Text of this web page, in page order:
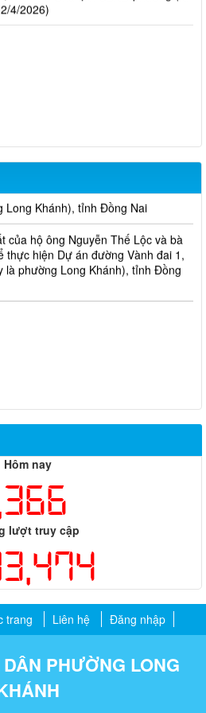
4/2026)
của hộ ông Nguyễn Thọ Thanh và
án đường Vành đai 1, thành phố
Long Khánh), tỉnh Đồng Nai
của hộ ông Nguyễn Thế Lộc và bà
thực hiện Dự án đường Vành đai 1,
là phường Long Khánh), tỉnh Đồng
Hôm nay
lượt truy cập
trang Liên hệ Đăng nhập
PHƯỜNG LONG